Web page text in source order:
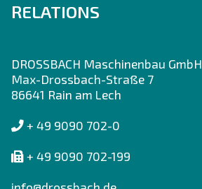
RELATIONS
DROSSBACH Maschinenbau GmbH
Max-Drossbach-Straße 7
86641 Rain am Lech
+ 49 9090 702-0
+ 49 9090 702-199